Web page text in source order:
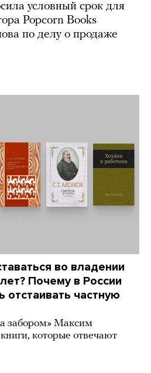
условный срок для
Popcorn Books
по делу о продаже
во владении
Почему в России
отстаивать частную
забором» Максим
которые отвечают